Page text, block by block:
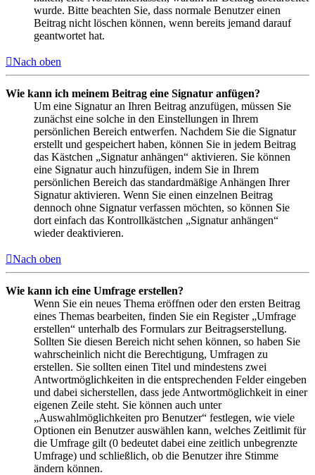
wurde. Bitte beachten Sie, dass normale Benutzer einen
Beitrag nicht löschen können, wenn bereits jemand darauf
geantwortet hat.
Nach oben
Wie kann ich meinem Beitrag eine Signatur anfügen?
Um eine Signatur an Ihren Beitrag anzufügen, müssen Sie
zunächst eine solche in den Einstellungen in Ihrem
persönlichen Bereich entwerfen. Nachdem Sie die Signatur
erstellt und gespeichert haben, können Sie in jedem Beitrag
das Kästchen „Signatur anhängen“ aktivieren. Sie können
eine Signatur auch hinzufügen, indem Sie in Ihrem
persönlichen Bereich das standardmäßige Anhängen Ihrer
Signatur aktivieren. Wenn Sie einen einzelnen Beitrag
dennoch ohne Signatur verfassen möchten, so können Sie
dort einfach das Kontrollkästchen „Signatur anhängen“
wieder deaktivieren.
Nach oben
Wie kann ich eine Umfrage erstellen?
Wenn Sie ein neues Thema eröffnen oder den ersten Beitrag
eines Themas bearbeiten, finden Sie ein Register „Umfrage
erstellen“ unterhalb des Formulars zur Beitragserstellung.
Sollten Sie diesen Bereich nicht sehen können, so haben Sie
wahrscheinlich nicht die Berechtigung, Umfragen zu
erstellen. Sie sollten einen Titel und mindestens zwei
Antwortmöglichkeiten in die entsprechenden Felder eingeben
und dabei sicherstellen, dass jede Antwortmöglichkeit in einer
eigenen Zeile steht. Sie können auch unter
„Auswahlmöglichkeiten pro Benutzer“ festlegen, wie viele
Optionen ein Benutzer auswählen kann, welches Zeitlimit für
die Umfrage gilt (0 bedeutet dabei eine zeitlich unbegrenzte
Umfrage) und schließlich, ob die Benutzer ihre Stimme
ändern können.